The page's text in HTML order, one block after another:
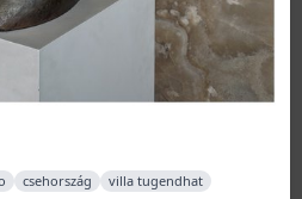
csehország villa tugendhat